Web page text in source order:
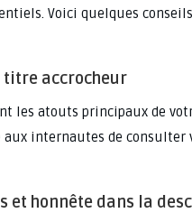
Voici quelques
titre accrocheur
les atouts principaux de
aux internautes de consulter
et honnête dans la